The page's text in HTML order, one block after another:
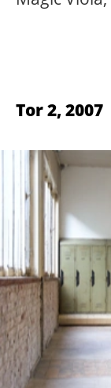
Jahren stieg die
Polkappen zu
Standort:
Promenade
[Weitere
finden Sie in
Ausstellungs-
Vorhang auf,